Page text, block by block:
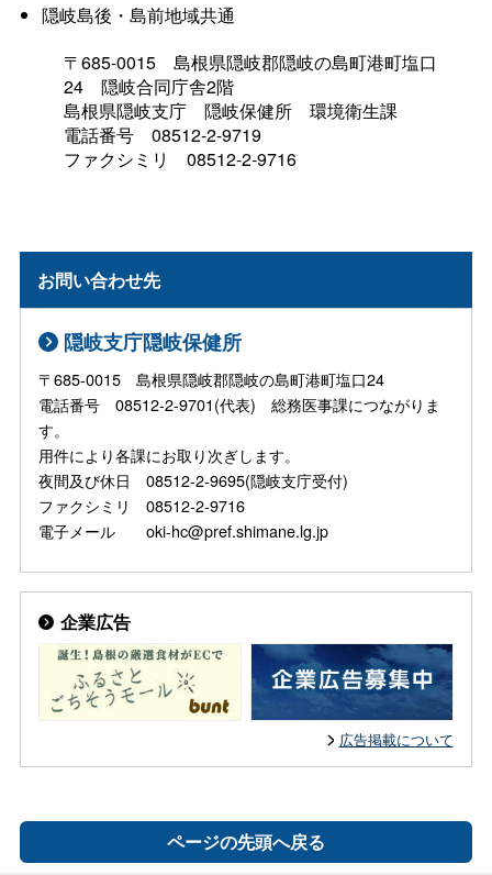
隠岐島後・島前地域共通
〒685-0015 島根県隠岐郡隠岐の島町港町塩口
24 隠岐合同庁舎2階
島根県隠岐支庁 隠岐保健所 環境衛生課
電話番号 08512-2-9719
ファクシミ リ 08512-2-9716
お問い合わせ先
隠岐支庁隠岐保健所
〒685-0015 島根県隠岐郡隠岐の島町港町塩口24
電話番号 08512-2-9701(代表) 総務医事課につながりま
す。
用件により各課にお取り次ぎします。
夜間及び休日 08512-2-9695(隠岐支庁受付)
ファクシミリ 08512-2-9716
電子メール oki-hc@pref.shimane.lg.jp
企業広告
広告掲載について
ページの先頭へ戻る